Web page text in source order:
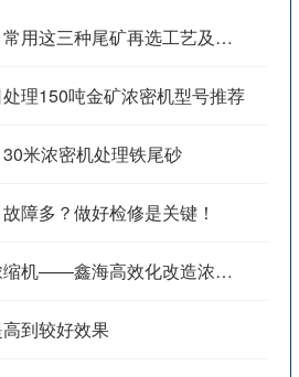
尾矿再选工艺，常用这三种尾矿再选工艺及设备
理150吨金矿浓密机型号推荐
米浓密机处理铁尾砂
障多？做好检修是关键！
不一样的高效浓缩机——鑫海高效化改造浓缩机六大特色
到较好效果